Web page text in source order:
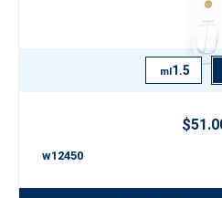
1.5
ml
w12450